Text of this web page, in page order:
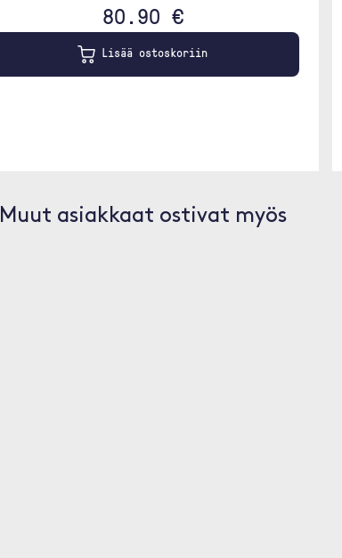
80.90 €
Lisää ostoskoriin
Muut asiakkaat ostivat myös